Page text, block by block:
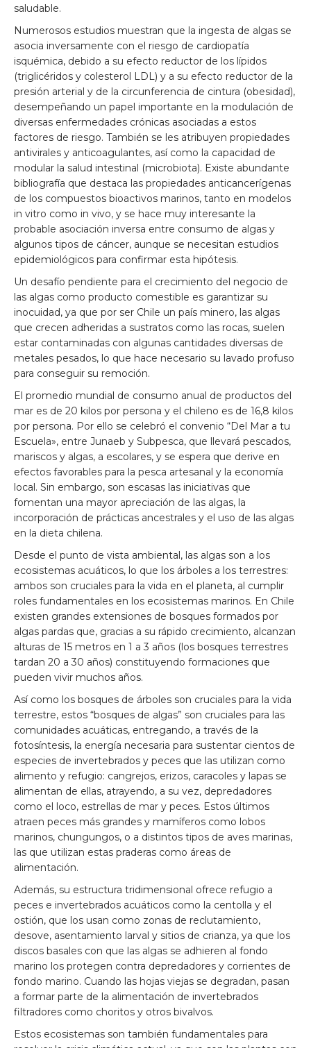
saludable.
Numerosos estudios muestran que la ingesta de algas se
asocia inversamente con el riesgo de cardiopatía
isquémica, debido a su efecto reductor de los lípidos
(triglicéridos y colesterol LDL) y a su efecto reductor de la
presión arterial y de la circunferencia de cintura (obesidad),
desempeñando un papel importante en la modulación de
diversas enfermedades crónicas asociadas a estos
factores de riesgo. También se les atribuyen propiedades
antivirales y anticoagulantes, así como la capacidad de
modular la salud intestinal (microbiota). Existe abundante
bibliografía que destaca las propiedades anticancerígenas
de los compuestos bioactivos marinos, tanto en modelos
in vitro como in vivo, y se hace muy interesante la
probable asociación inversa entre consumo de algas y
algunos tipos de cáncer, aunque se necesitan estudios
epidemiológicos para confirmar esta hipótesis.
Un desafío pendiente para el crecimiento del negocio de
las algas como producto comestible es garantizar su
inocuidad, ya que por ser Chile un país minero, las algas
que crecen adheridas a sustratos como las rocas, suelen
estar contaminadas con algunas cantidades diversas de
metales pesados, lo que hace necesario su lavado profuso
para conseguir su remoción.
El promedio mundial de consumo anual de productos del
mar es de 20 kilos por persona y el chileno es de 16,8 kilos
por persona. Por ello se celebró el convenio “Del Mar a tu
Escuela», entre Junaeb y Subpesca, que llevará pescados,
mariscos y algas, a escolares, y se espera que derive en
efectos favorables para la pesca artesanal y la economía
local. Sin embargo, son escasas las iniciativas que
fomentan una mayor apreciación de las algas, la
incorporación de prácticas ancestrales y el uso de las algas
en la dieta chilena.
Desde el punto de vista ambiental, las algas son a los
ecosistemas acuáticos, lo que los árboles a los terrestres:
ambos son cruciales para la vida en el planeta, al cumplir
roles fundamentales en los ecosistemas marinos. En Chile
existen grandes extensiones de bosques formados por
algas pardas que, gracias a su rápido crecimiento, alcanzan
alturas de 15 metros en 1 a 3 años (los bosques terrestres
tardan 20 a 30 años) constituyendo formaciones que
pueden vivir muchos años.
Así como los bosques de árboles son cruciales para la vida
terrestre, estos “bosques de algas” son cruciales para las
comunidades acuáticas, entregando, a través de la
fotosíntesis, la energía necesaria para sustentar cientos de
especies de invertebrados y peces que las utilizan como
alimento y refugio: cangrejos, erizos, caracoles y lapas se
alimentan de ellas, atrayendo, a su vez, depredadores
como el loco, estrellas de mar y peces. Estos últimos
atraen peces más grandes y mamíferos como lobos
marinos, chungungos, o a distintos tipos de aves marinas,
las que utilizan estas praderas como áreas de
alimentación.
Además, su estructura tridimensional ofrece refugio a
peces e invertebrados acuáticos como la centolla y el
ostión, que los usan como zonas de reclutamiento,
desove, asentamiento larval y sitios de crianza, ya que los
discos basales con que las algas se adhieren al fondo
marino los protegen contra depredadores y corrientes de
fondo marino. Cuando las hojas viejas se degradan, pasan
a formar parte de la alimentación de invertebrados
filtradores como choritos y otros bivalvos.
Estos ecosistemas son también fundamentales para